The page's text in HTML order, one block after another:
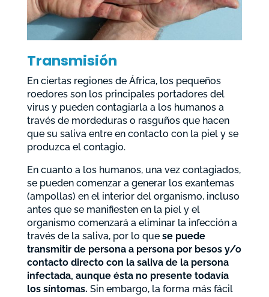
Transmisión
En ciertas regiones de África, los pequeños
roedores son los principales portadores del
virus y pueden contagiarla a los humanos a
través de mordeduras o rasguños que hacen
que su saliva entre en contacto con la piel y se
produzca el contagio.
En cuanto a los humanos, una vez contagiados,
se pueden comenzar a generar los exantemas
(ampollas) en el interior del organismo, incluso
antes que se manifiesten en la piel y el
organismo comenzará a eliminar la infección a
través de la saliva, por lo que se puede
transmitir de persona a persona por besos y/o
contacto directo con la saliva de la persona
infectada, aunque ésta no presente todavía
los síntomas. Sin embargo, la forma más fácil